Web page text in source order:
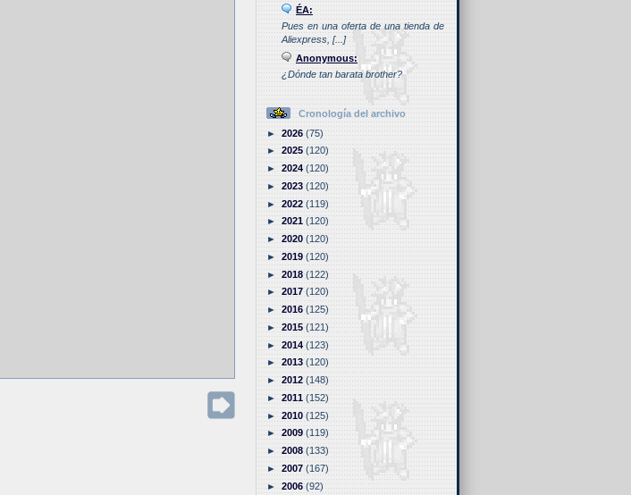
ÉA:
Pues en una oferta de una tienda de
Aliexpress, [...]
Anonymous:
¿Dónde tan barata brother?
Cronología del archivo
►2026(75)
►2025(120)
►2024(120)
►2023(120)
►2022(119)
►2021(120)
►2020(120)
►2019(120)
►2018(122)
►2017(120)
►2016(125)
►2015(121)
►2014(123)
►2013(120)
►2012(148)
►2011(152)
►2010(125)
►2009(119)
►2008(133)
►2007(167)
►2006(92)